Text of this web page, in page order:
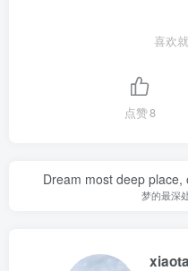
喜欢
点赞8
Dream most deep
梦的最深